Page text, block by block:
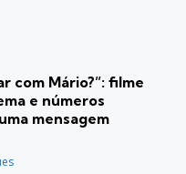
com Mário?”: filme
e números
mensagem